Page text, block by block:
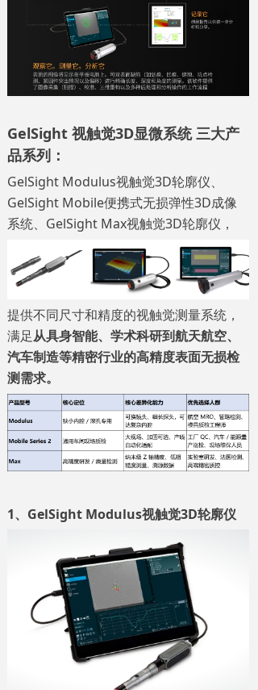
GelSight 视触觉3D显微系统 三大产
品系列：
GelSight Modulus视触觉3D轮廓仪、
GelSight Mobile便携式无损弹性3D成像
系统、GelSight Max视触觉3D轮廓仪，
提供不同尺寸和精度的视触觉测量系统，
满足从具身智能、学术科研到航天航空、
汽车制造等精密行业的高精度表面无损检
测需求。
1、GelSight Modulus视触觉3D轮廓仪